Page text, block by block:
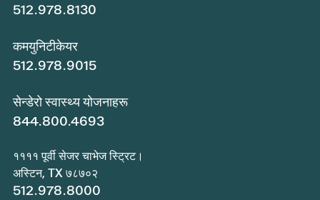
512.978.8130
कमयुनिटीकेयर
512.978.9015
सेन्डेरो स्वास्थ्य योजनाहरू
844.800.4693
११११ पूर्वी सेजर चाभेज स्ट्रिट।
अस्टिन, TX ७८७०२
512.978.8000